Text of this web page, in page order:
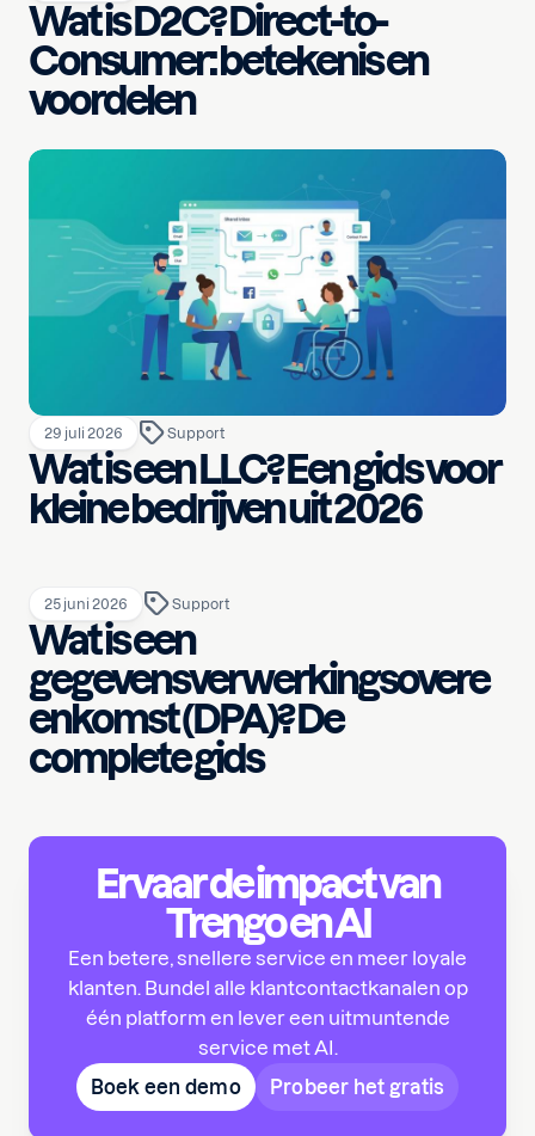
Wat is D2C? Direct-to-
Consumer: betekenis en
voordelen
29 juli 2026 Support
Wat is een LLC? Een gids voor
kleine bedrijven uit 2026
25 juni 2026 Support
Wat is een
gegevensverwerkingsovere
enkomst (DPA)? De
complete gids
Ervaar de impact van
Trengo en AI
Een betere, snellere service en meer loyale
klanten. Bundel alle klantcontactkanalen op
één platform en lever een uitmuntende
service met AI.
Boek een demo
Probeer het gratis